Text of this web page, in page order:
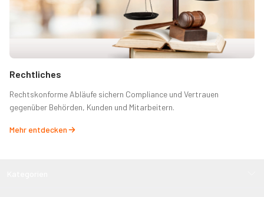
Rechtliches
Rechtskonforme Abläufe sichern Compliance und Vertrauen
gegenüber Behörden, Kunden und Mitarbeitern.
Mehr entdecken